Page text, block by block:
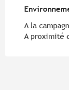
A la
A proximité